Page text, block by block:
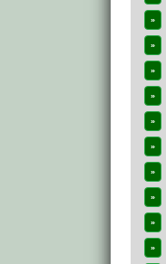
»
»
»
»
»
»
»
»
»
»